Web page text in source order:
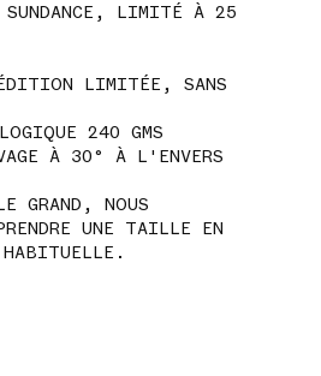
LIMITÉ À 25
LIMITÉE, SANS
240 GMS
À 30° À L'ENVERS
GRAND, NOUS
UNE TAILLE EN
HABITUELLE.